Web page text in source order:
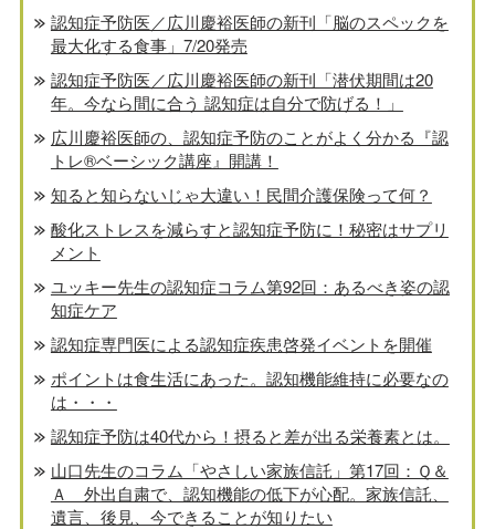
認知症予防医／広川慶裕医師の新刊「脳のスペックを
最大化する食事」7/20発売
認知症予防医／広川慶裕医師の新刊「潜伏期間は20
年。今なら間に合う 認知症は自分で防げる！」
広川慶裕医師の、認知症予防のことがよく分かる『認
トレ®️ベーシック講座』開講！
知ると知らないじゃ大違い！民間介護保険って何？
酸化ストレスを減らすと認知症予防に！秘密はサプリ
メント
ユッキー先生の認知症コラム第92回：あるべき姿の認
知症ケア
認知症専門医による認知症疾患啓発イベントを開催
ポイントは食生活にあった。認知機能維持に必要なの
は・・・
認知症予防は40代から！摂ると差が出る栄養素とは。
山口先生のコラム「やさしい家族信託」第17回：Ｑ＆
Ａ 外出自粛で、認知機能の低下が心配。家族信託、
遺言、後見、今できることが知りたい